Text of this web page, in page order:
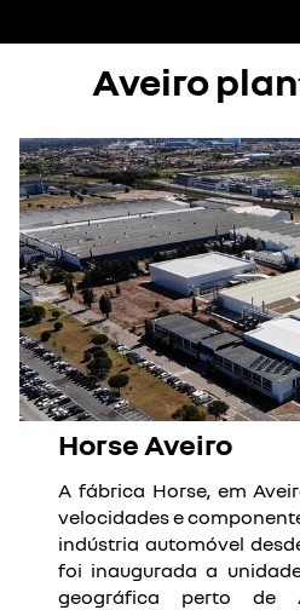
Aveiro
Horse Aveiro
A fábrica Horse, em
velocidades e
indústria automóvel
foi inaugurada a
geográfica perto de